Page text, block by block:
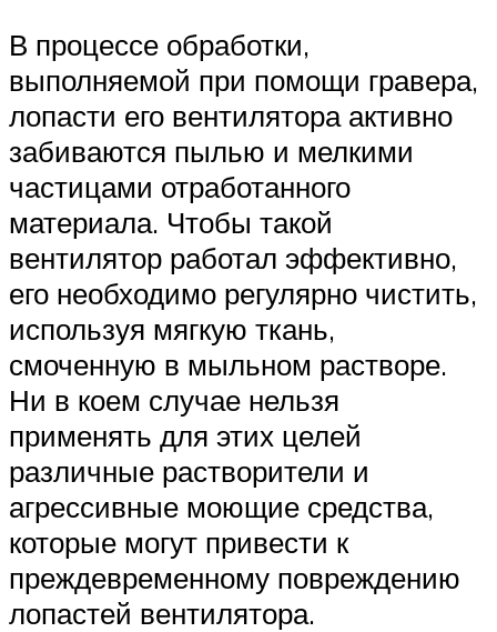
В процессе обработки,
выполняемой при помощи гравера,
лопасти его вентилятора активно
забиваются пылью и мелкими
частицами отработанного
материала. Чтобы такой
вентилятор работал эффективно,
его необходимо регулярно чистить,
используя мягкую ткань,
смоченную в мыльном растворе.
Ни в коем случае нельзя
применять для этих целей
различные растворители и
агрессивные моющие средства,
которые могут привести к
преждевременному повреждению
лопастей вентилятора.